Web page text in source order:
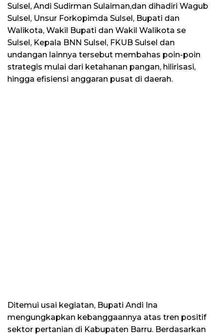
Sulsel, Andi Sudirman Sulaiman,dan dihadiri Wagub
Sulsel, Unsur Forkopimda Sulsel, Bupati dan
Walikota, Wakil Bupati dan Wakil Walikota se
Sulsel, Kepala BNN Sulsel, FKUB Sulsel dan
undangan lainnya tersebut membahas poin-poin
strategis mulai dari ketahanan pangan, hilirisasi,
hingga efisiensi anggaran pusat di daerah.
Ditemui usai kegiatan, Bupati Andi Ina
mengungkapkan kebanggaannya atas tren positif
sektor pertanian di Kabupaten Barru. Berdasarkan